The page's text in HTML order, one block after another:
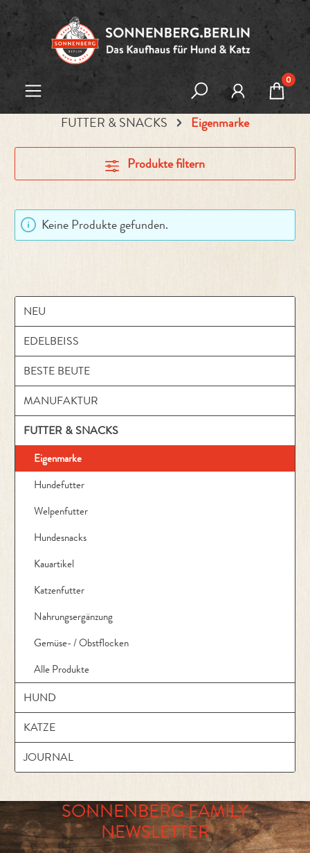
Zum Hauptinhalt springen
0
FUTTER & SNACKS Eigenmarke
Produkte filtern
Keine Produkte gefunden.
NEU
EDELBEISS
BESTE BEUTE
MANUFAKTUR
FUTTER & SNACKS
Eigenmarke
Hundefutter
Welpenfutter
Hundesnacks
Kauartikel
Katzenfutter
Nahrungsergänzung
Gemüse- / Obstflocken
Alle Produkte
HUND
KATZE
JOURNAL
SONNENBERG FAMILY
NEWSLETTER